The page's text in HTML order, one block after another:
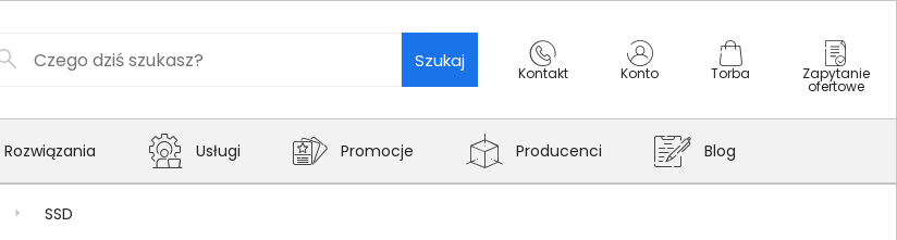
Szukaj
Kontakt Konto Torba Zapytanie
ofertowe
Rozwiązania Usługi Promocje Producenci Blog
SSD